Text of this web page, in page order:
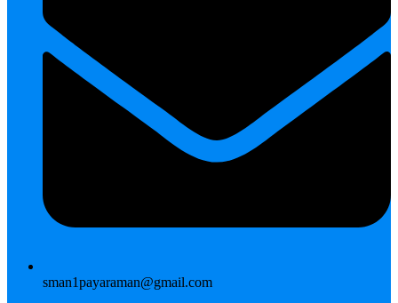
sman1payaraman@gmail.com